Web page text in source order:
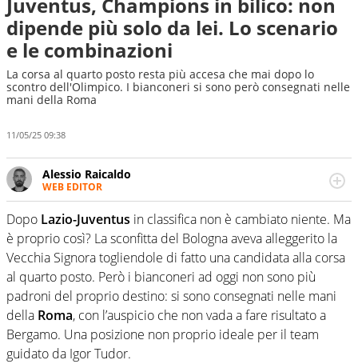
dipende più solo da lei. Lo scenario
e le combinazioni
La corsa al quarto posto resta più accesa che mai dopo lo
scontro dell'Olimpico. I bianconeri si sono però consegnati nelle
mani della Roma
11/05/25 09:38
Alessio Raicaldo
WEB EDITOR
Un figlio che si chiama Diego e la tesi di laurea sugli stadi
di proprietà in Italia. Il calcio quale filo conduttore
irrinunciabile tra passione e professione. Per Virgilio
Sport indaga, approfondisce e scandaglia l'universo
mondo dello sport per antonomasia
Dopo Lazio-Juventus in classifica non è cambiato niente. Ma
è proprio così? La sconfitta del Bologna aveva alleggerito la
Vecchia Signora togliendole di fatto una candidata alla corsa
al quarto posto. Però i bianconeri ad oggi non sono più
padroni del proprio destino: si sono consegnati nelle mani
della Roma, con l’auspicio che non vada a fare risultato a
Bergamo. Una posizione non proprio ideale per il team
guidato da Igor Tudor.